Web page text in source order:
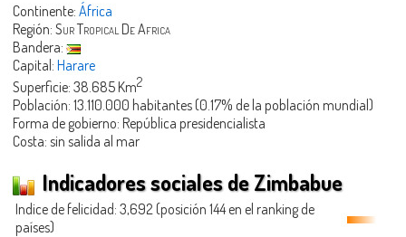
Continente: África
Región: Sur Tropical De Africa
Bandera:
Capital: Harare
Superficie: 38.685 Km2
Población: 13.110.000 habitantes (0.17% de la población mundial)
Forma de gobierno: República presidencialista
Costa: sin salida al mar
Indicadores sociales de Zimbabue
Indice de felicidad: 3,692 (posición 144 en el ranking de
países)